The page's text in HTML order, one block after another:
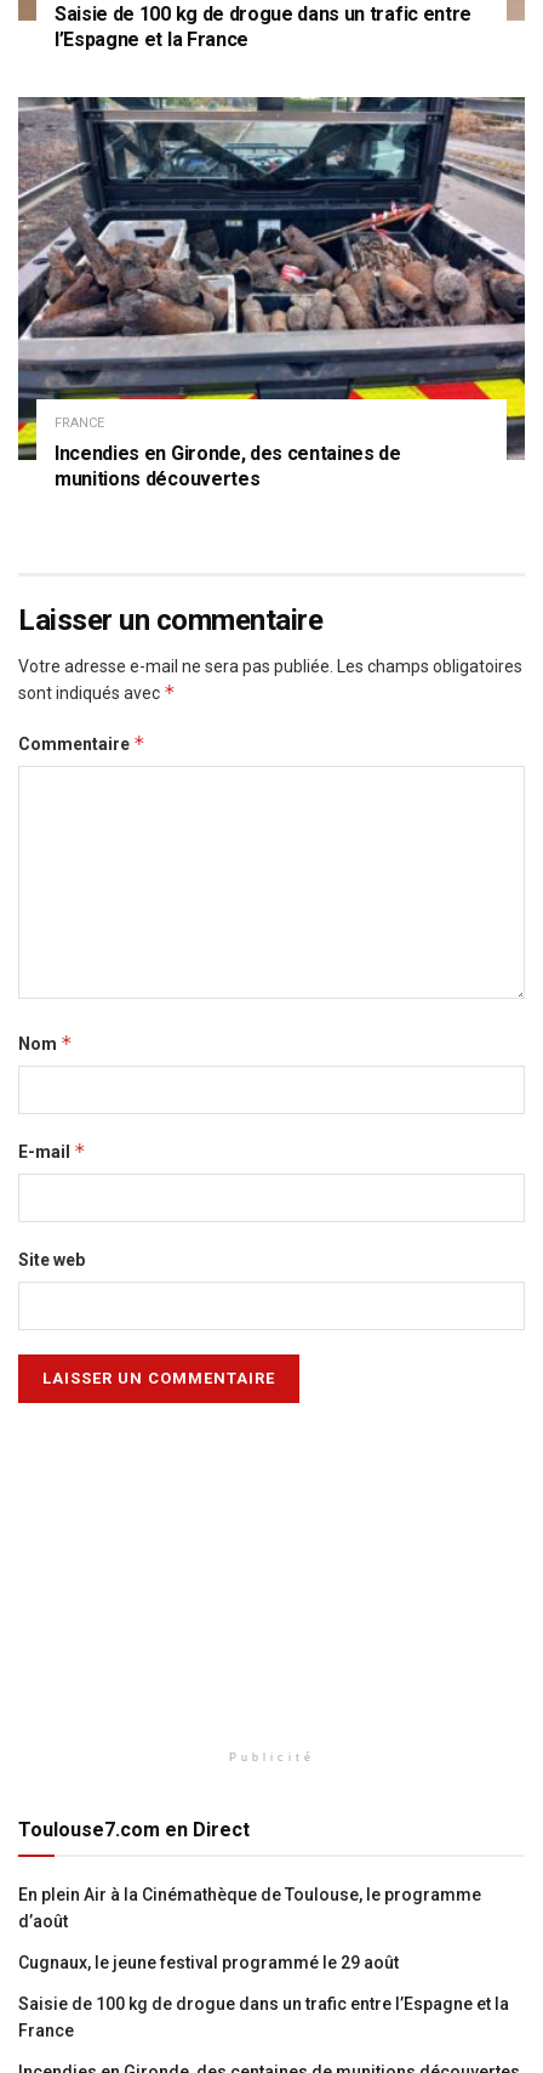
Saisie de 100 kg de drogue dans un trafic entre
l’Espagne et la France
FRANCE
Incendies en Gironde, des centaines de
munitions découvertes
Laisser un commentaire
Votre adresse e-mail ne sera pas publiée.
Les champs obligatoires
sont indiqués avec *
Commentaire *
Nom *
E-mail *
Site web
Publicité
Toulouse7.com en Direct
En plein Air à la Cinémathèque de Toulouse, le programme
d’août
Cugnaux, le jeune festival programmé le 29 août
Saisie de 100 kg de drogue dans un trafic entre l’Espagne et la
France